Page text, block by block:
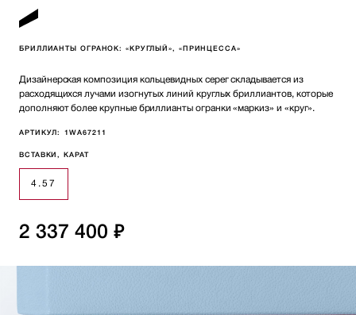
БРИЛЛИАНТЫ ОГРАНОК: «КРУГЛЫЙ», «ПРИНЦЕССА»
Дизайнерская композиция кольцевидных серег складывается из
расходящихся лучами изогнутых линий круглых бриллиантов, которые
дополняют более крупные бриллианты огранки «маркиз» и «круг».
АРТИКУЛ: 1WA67211
ВСТАВКИ, КАРАТ
4.57
2 337 400 ₽